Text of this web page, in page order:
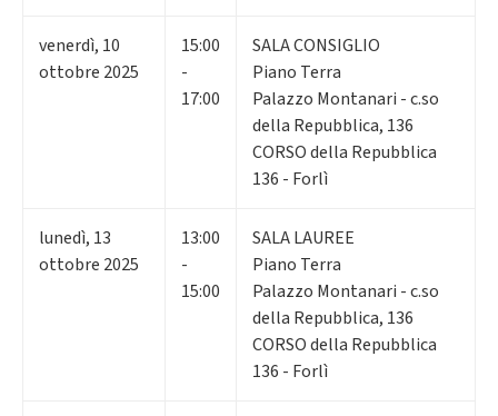
venerdì, 10
ottobre 2025
15:00
-
17:00
SALA CONSIGLIO
Piano Terra
Palazzo Montanari - c.so
della Repubblica, 136
CORSO della Repubblica
136 - Forlì
lunedì, 13
ottobre 2025
13:00
-
15:00
SALA LAUREE
Piano Terra
Palazzo Montanari - c.so
della Repubblica, 136
CORSO della Repubblica
136 - Forlì